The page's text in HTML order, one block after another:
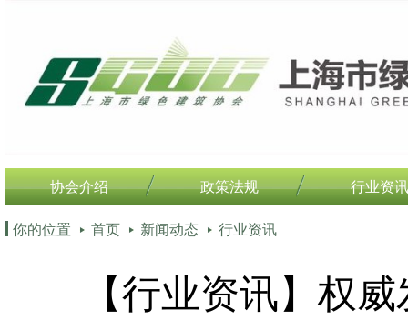
协会介绍 政策法规 行业资
你的位置 首页 新闻动态 行业资讯
【行业资讯】权